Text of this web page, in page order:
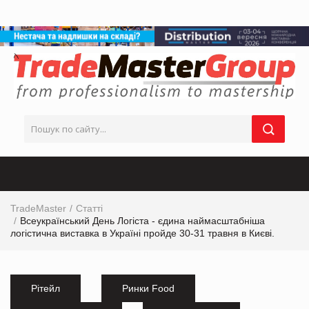
TradeMaster
Статті
Всеукраїнський День Логіста - єдина наймасштабніша
логістична виставка в Україні пройде 30-31 травня в Києві.
Рітейл Ринки Food